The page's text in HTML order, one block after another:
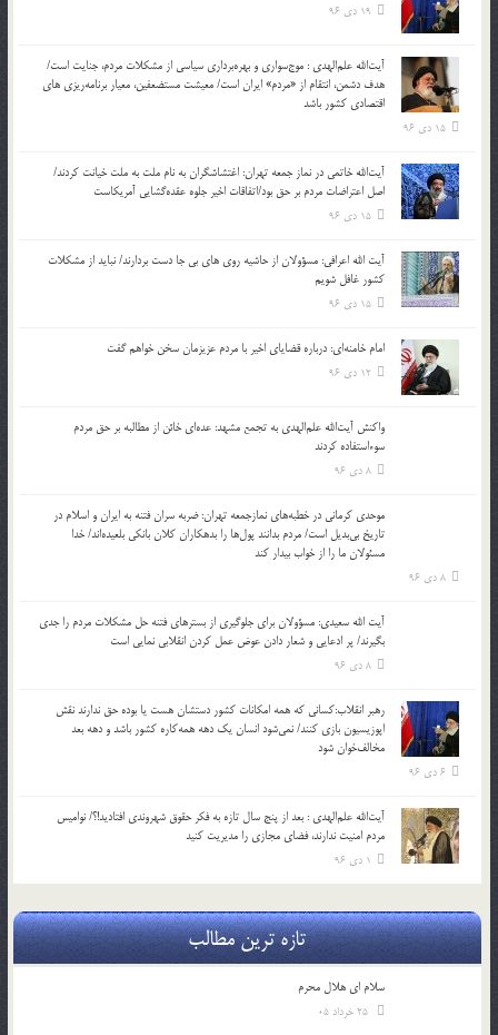
19 دی 96
آیت‌الله علم‌الهدی : موج‌سواری و بهره‌برداری سیاسی از مشکلات مردم، جنایت است/
هدف دشمن، انتقام از «مردم» ایران است/ معیشت مستضعفین، معیار برنامه‌ریزی های
اقتصادی کشور باشد
15 دی 96
آیت‌الله خاتمی در نماز جمعه تهران: اغتشاشگران به نام ملت به ملت خیانت کردند/
اصل اعتراضات مردم بر حق بود/اتفاقات اخیر جلوه عقده‌گشایی آمریکاست
15 دی 96
آیت الله اعرافی: مسؤولان از حاشیه روی های بی جا دست بردارند/ نباید از مشکلات
کشور غافل شویم
15 دی 96
امام خامنه‌ای: درباره قضایای اخیر با مردم عزیزمان سخن خواهم گفت
12 دی 96
واکنش آیت‌الله علم‌الهدی به تجمع مشهد: عده‌ای خائن از مطالبه بر حق مردم
سوءاستفاده کردند
8 دی 96
موحدی کرمانی در خطبه‌های نمازجمعه تهران: ضربه‌ سران فتنه به ایران و اسلام در
تاریخ بی‌بدیل است/ مردم بدانند پول‌ها را بدهکاران کلان بانکی بلعیده‌اند/ خدا
مسئولان ما را از خواب بیدار کند
8 دی 96
آیت الله سعیدی: مسؤولان برای جلوگیری از بسترهای فتنه حل مشکلات مردم را جدی
بگیرند/ پر ادعایی و شعار دادن عوض عمل کردن انقلابی نمایی است
8 دی 96
رهبر انقلاب:کسانی که همه امکانات کشور دستشان هست یا بوده حق ندارند نقش
اپوزیسیون بازی کنند/ نمی‌شود انسان یک‌ دهه همه‌کاره کشور باشد و دهه بعد
مخالف‌خوان شود
6 دی 96
آیت‌الله علم‌الهدی : بعد از پنج سال تازه به فکر حقوق شهروندی افتادید!؟/ نوامیس
مردم امنیت ندارند، فضای مجازی را مدیریت کنید
1 دی 96
تازه ترین مطالب
سلام ای هلال محرم